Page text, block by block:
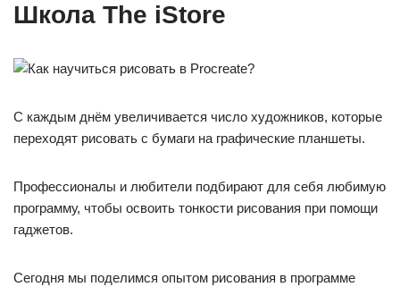
Школа The iStore
С каждым днём увеличивается число художников, которые
переходят рисовать с бумаги на графические планшеты.
Профессионалы и любители подбирают для себя любимую
программу, чтобы освоить тонкости рисования при помощи
гаджетов.
Сегодня мы поделимся опытом рисования в программе